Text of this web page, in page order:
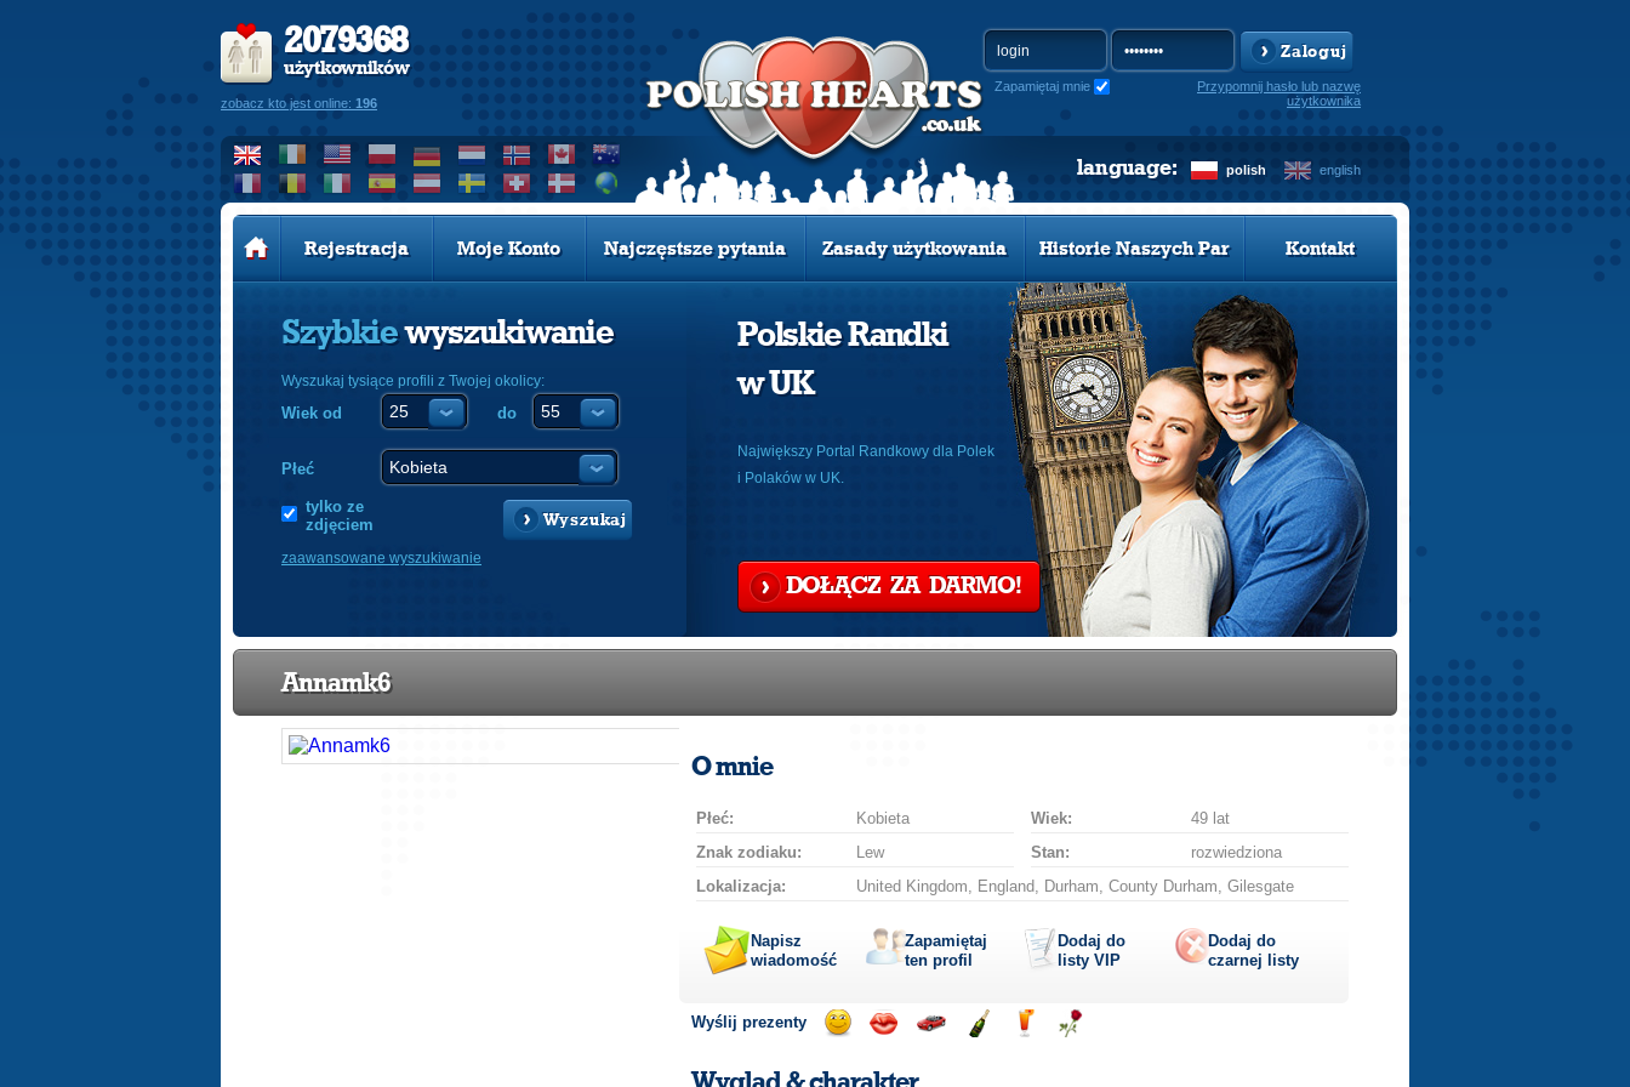
2079368
użytkowników
zobacz kto jest online: 196
Zaloguj
Zapamiętaj mnie
Przypomnij hasło lub nazwę
użytkownika
polish english
language:
Rejestracja Moje Konto Najczęstsze pytania Zasady użytkowania Historie Naszych Par Kontakt
Szybkiewyszukiwanie
Wyszukaj tysiące profili z Twojej okolicy:
Wiek od do
Płeć
tylko ze
zdjęciem
Wyszukaj
zaawansowane wyszukiwanie
Polskie Randki
w UK
Największy Portal Randkowy dla Polek
i Polaków w UK.
DOŁĄCZ ZA DARMO!
Annamk6
O mnie
Płeć: Kobieta Wiek:
49 lat
Znak zodiaku:
Lew Stan:
rozwiedziona
Lokalizacja:
United Kingdom, England, Durham, County Durham, Gilesgate
Napisz
wiadomość
Zapamiętaj
ten profil
Dodaj do
listy VIP
Dodaj do
czarnej listy
Wyślij prezenty
uśmiechbuziaka